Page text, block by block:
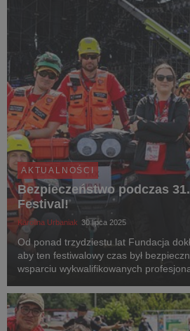
AKTUALNOŚCI
Bezpieczeństwo podczas
Festival!
Karolina Urbaniak 30 lipca 2025
Od ponad trzydziestu lat Fundacja
aby ten festiwalowy czas był
wsparciu wykwalifikowanych
zdrowy i szczęśliwy.